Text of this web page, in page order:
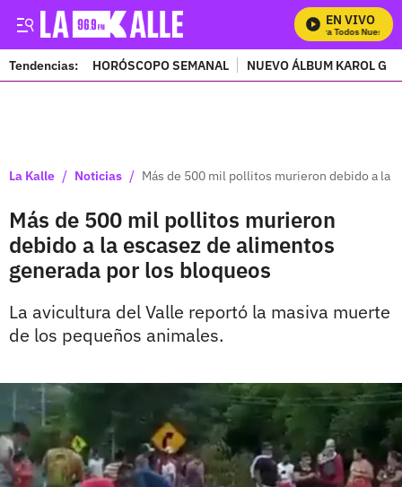
EN VIVO
Mira Todos Nuestros
Tendencias: HORÓSCOPO SEMANAL NUEVO ÁLBUM KAROL G
La Kalle / Noticias / Más de 500 mil pollitos murieron debido a la
Más de 500 mil pollitos murieron
debido a la escasez de alimentos
generada por los bloqueos
La avicultura del Valle reportó la masiva muerte
de los pequeños animales.